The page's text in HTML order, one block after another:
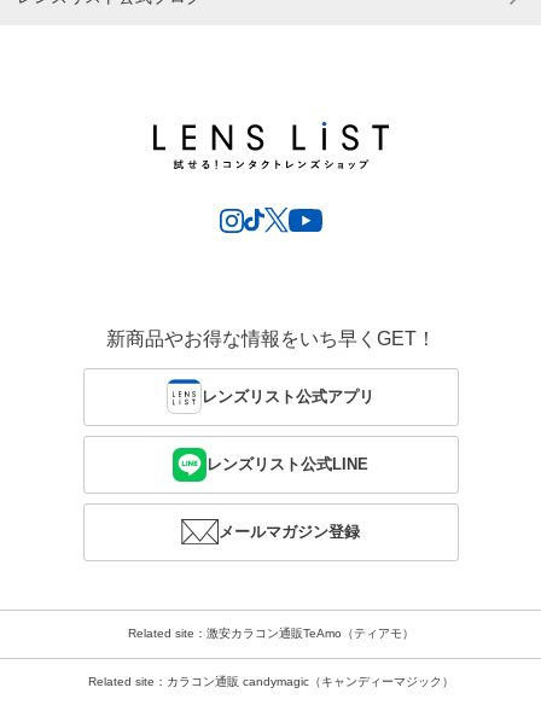
新商品やお得な情報をいち早くGET！
レンズリスト公式アプリ
レンズリスト公式LINE
メールマガジン登録
Related site：激安カラコン通販TeAmo（ティアモ）
Related site：カラコン通販 candymagic（キャンディーマジック）